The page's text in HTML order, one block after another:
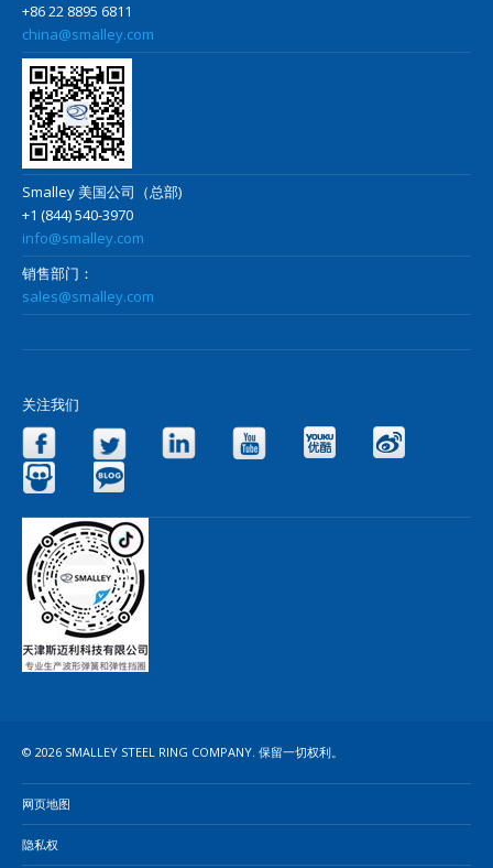
+86 22 8895 6811
china@smalley.com
Smalley 美国公司（总部)
+1 (844) 540-3970
info@smalley.com
销售部门：
sales@smalley.com
关注我们
Facebook Twitter LinkedIn YouTube
© 2026 SMALLEY STEEL RING COMPANY. 保留一切权利。
网页地图
隐私权